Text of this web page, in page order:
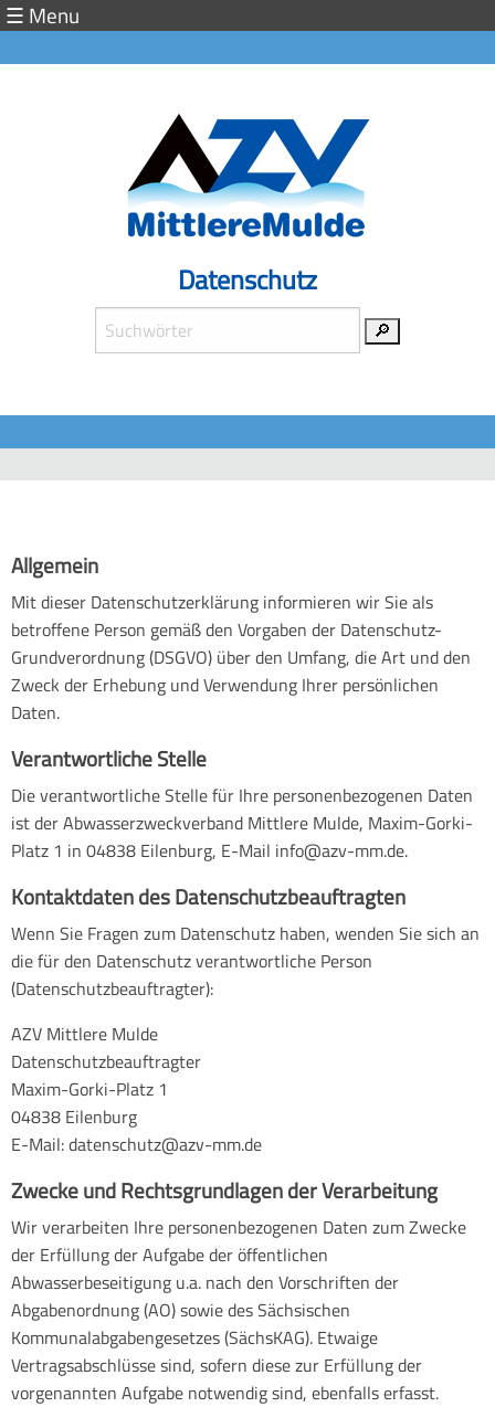
Abwasserzweckverband
Mittlere
Stellenangebote
Aktuelles
uns
FAQ
Mitglieder
☰ Menu
Datenschutz
Allgemein
Mit dieser Datenschutzerklärung informieren wir Sie als
betroffene Person gemäß den Vorgaben der Datenschutz-
Grundverordnung (DSGVO) über den Umfang, die Art und den
Zweck der Erhebung und Verwendung Ihrer persönlichen
Daten.
Verantwortliche Stelle
Die verantwortliche Stelle für Ihre personenbezogenen Daten
ist der Abwasserzweckverband Mittlere Mulde, Maxim-Gorki-
Platz 1 in 04838 Eilenburg, E-Mail info@azv-mm.de.
Kontaktdaten des Datenschutzbeauftragten
Wenn Sie Fragen zum Datenschutz haben, wenden Sie sich an
die für den Datenschutz verantwortliche Person
(Datenschutzbeauftragter):
AZV Mittlere Mulde
Datenschutzbeauftragter
Maxim-Gorki-Platz 1
04838 Eilenburg
E-Mail: datenschutz@azv-mm.de
Zwecke und Rechtsgrundlagen der Verarbeitung
Wir verarbeiten Ihre personenbezogenen Daten zum Zwecke
der Erfüllung der Aufgabe der öffentlichen
Abwasserbeseitigung u.a. nach den Vorschriften der
Abgabenordnung (AO) sowie des Sächsischen
Kommunalabgabengesetzes (SächsKAG). Etwaige
Vertragsabschlüsse sind, sofern diese zur Erfüllung der
vorgenannten Aufgabe notwendig sind, ebenfalls erfasst.